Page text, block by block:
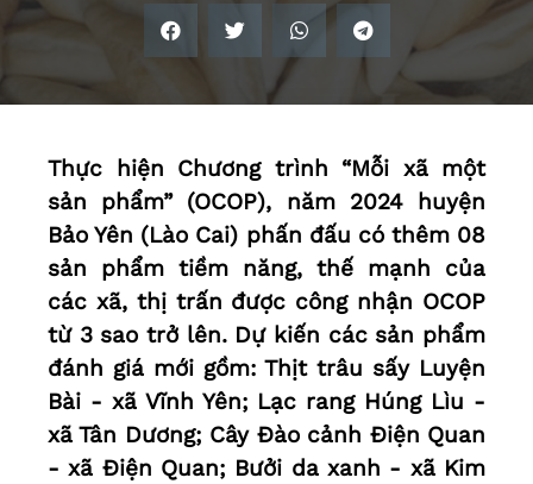
Thực hiện Chương trình “Mỗi xã một
sản phẩm” (OCOP), năm 2024 huyện
Bảo Yên (Lào Cai) phấn đấu có thêm 08
sản phẩm tiềm năng, thế mạnh của
các xã, thị trấn được công nhận OCOP
từ 3 sao trở lên. Dự kiến các sản phẩm
đánh giá mới gồm: Thịt trâu sấy Luyện
Bài - xã Vĩnh Yên; Lạc rang Húng Lìu -
xã Tân Dương; Cây Đào cảnh Điện Quan
- xã Điện Quan; Bưởi da xanh - xã Kim